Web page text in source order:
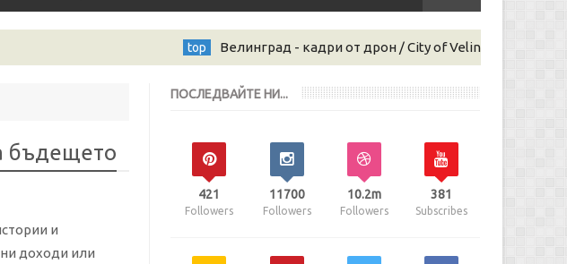
Велинград - кадри от дрон / City of Velingrad - drone photos
бъдещето
и
доходи или
ПОСЛЕДВАЙТЕ НИ...
421
Followers
11700
Followers
10.2m
Followers
381
Subscribes